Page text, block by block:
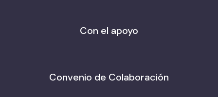
Con el apoyo
Convenio de Colaboración